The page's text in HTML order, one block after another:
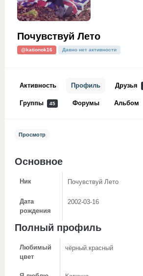
Почувствуй Лето
@kationok16 Давно нет активности
Активность Профиль Друзья
Группы 45 Форумы Альбом
Просмотр
Основное
Ник Почувствуй Лето
Дата
рождения
2002-03-16
Полный профиль
Любимый
цвет
чёрный.красный